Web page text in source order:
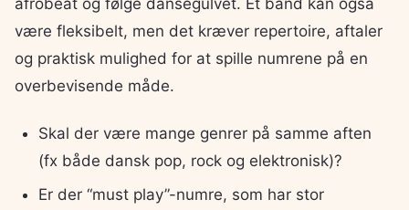
være fleksibelt, men det kræver repertoire, aftaler
og praktisk mulighed for at spille numrene på en
overbevisende måde.
Skal der være mange genrer på samme aften
(fx både dansk pop, rock og elektronisk)?
Er der “must play”-numre, som har stor